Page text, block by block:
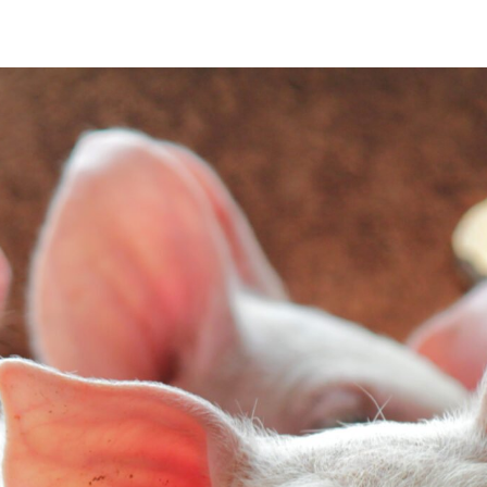
animal